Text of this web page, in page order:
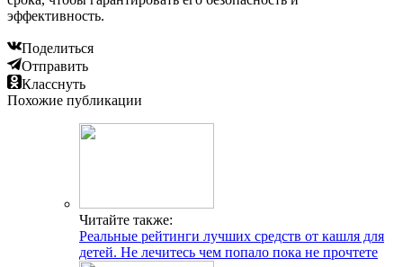
эффективность.
Поделиться
Отправить
Класснуть
Похожие публикации
Читайте также:
Реальные рейтинги лучших средств от кашля для
детей. Не лечитесь чем попало пока не прочтете